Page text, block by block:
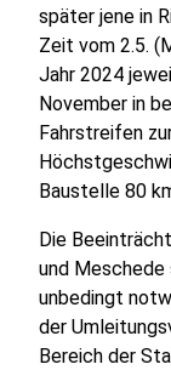
später jene in
Zeit vom 2.5.
Jahr 2024
November in
Fahrstreifen
Baustelle 80
Die
und Meschede
unbedingt
der
Bereich der